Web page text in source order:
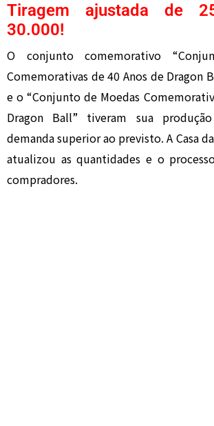
Tiragem ajustada de
30.000!
O conjunto comemorativo
Comemorativas de 40 Anos de Dragon
e o “Conjunto de Moedas
Dragon Ball” tiveram sua
demanda superior ao previsto. A Casa
atualizou as quantidades e o
compradores.